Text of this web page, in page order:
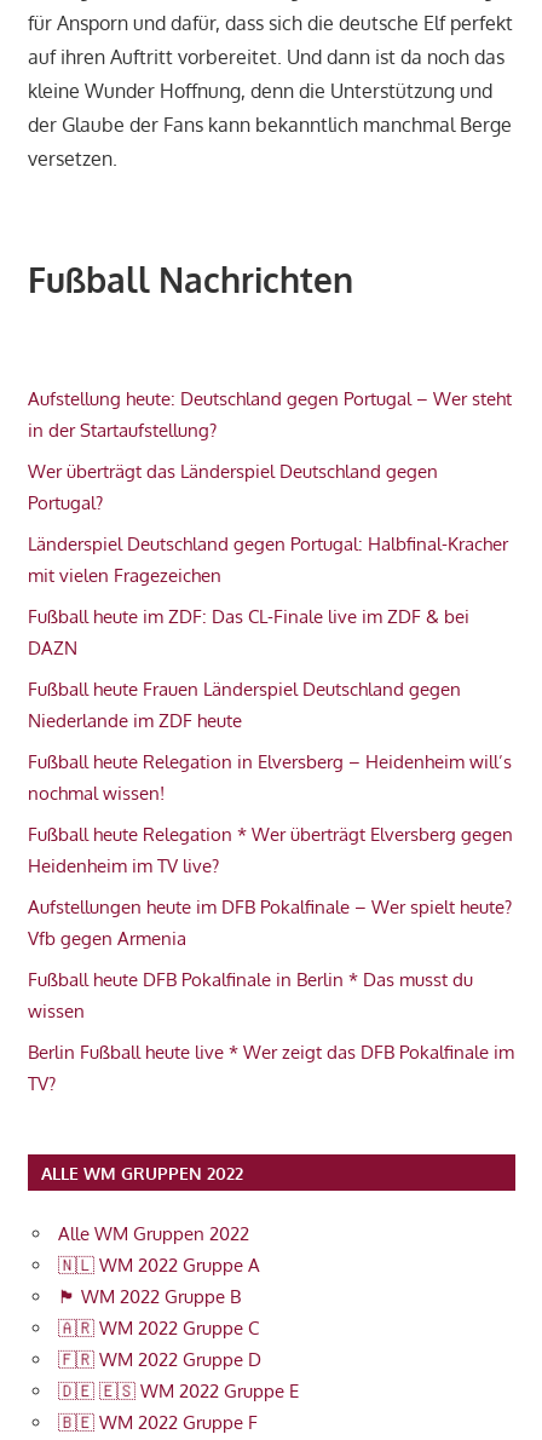
für Ansporn und dafür, dass sich die deutsche Elf perfekt
auf ihren Auftritt vorbereitet. Und dann ist da noch das
kleine Wunder Hoffnung, denn die Unterstützung und
der Glaube der Fans kann bekanntlich manchmal Berge
versetzen.
Fußball Nachrichten
Aufstellung heute: Deutschland gegen Portugal – Wer steht
in der Startaufstellung?
Wer überträgt das Länderspiel Deutschland gegen
Portugal?
Länderspiel Deutschland gegen Portugal: Halbfinal-Kracher
mit vielen Fragezeichen
Fußball heute im ZDF: Das CL-Finale live im ZDF & bei
DAZN
Fußball heute Frauen Länderspiel Deutschland gegen
Niederlande im ZDF heute
Fußball heute Relegation in Elversberg – Heidenheim will’s
nochmal wissen!
Fußball heute Relegation * Wer überträgt Elversberg gegen
Heidenheim im TV live?
Aufstellungen heute im DFB Pokalfinale – Wer spielt heute?
Vfb gegen Armenia
Fußball heute DFB Pokalfinale in Berlin * Das musst du
wissen
Berlin Fußball heute live * Wer zeigt das DFB Pokalfinale im
TV?
ALLE WM GRUPPEN 2022
Alle WM Gruppen 2022
🇳🇱 WM 2022 Gruppe A
🏴󠁧󠁢󠁥󠁮󠁧󠁿 WM 2022 Gruppe B
🇦🇷 WM 2022 Gruppe C
🇫🇷 WM 2022 Gruppe D
🇩🇪 🇪🇸 WM 2022 Gruppe E
🇧🇪 WM 2022 Gruppe F